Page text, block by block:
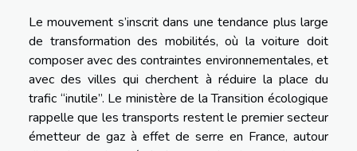
Le mouvement s’inscrit dans une tendance plus large
de transformation des mobilités, où la voiture doit
composer avec des contraintes environnementales, et
avec des villes qui cherchent à réduire la place du
trafic “inutile”. Le ministère de la Transition écologique
rappelle que les transports restent le premier secteur
émetteur de gaz à effet de serre en France, autour